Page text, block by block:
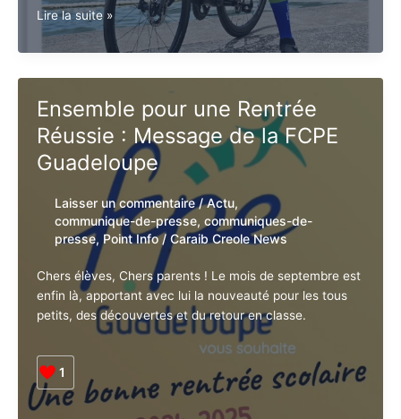
1
LOSBAR
félicite
Kevin
CASTILLO,
vainqueur
Tour
de
la
Guadeloupe
Ensemble pour une Rentrée
Réussie : Message de la FCPE
Guadeloupe
Laisser un commentaire /Actu,
communique-de-presse, communiques-
de-presse , Point Info/ Caraib Creole
News
Chers élèves, Chers parents ! Le mois de septembre
est enfin là, apportant avec lui la nouveauté pour les
tous petits, des découvertes et du retour en classe.